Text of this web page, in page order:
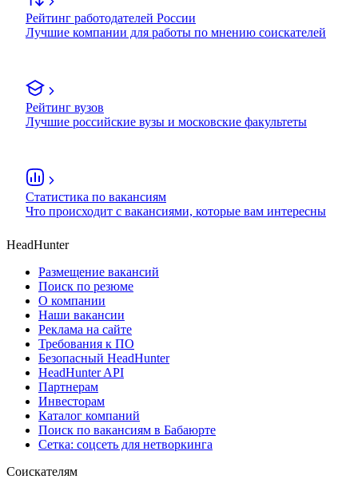
Рейтинг работодателей России
Лучшие компании для работы по мнению соискателей
Рейтинг вузов
Лучшие российские вузы и московские факультеты
Статистика по вакансиям
Что происходит с вакансиями, которые вам интересны
HeadHunter
Размещение вакансий
Поиск по резюме
О компании
Наши вакансии
Реклама на сайте
Требования к ПО
Безопасный HeadHunter
HeadHunter API
Партнерам
Инвесторам
Каталог компаний
Поиск по вакансиям в Бабаюрте
Сетка: соцсеть для нетворкинга
Соискателям